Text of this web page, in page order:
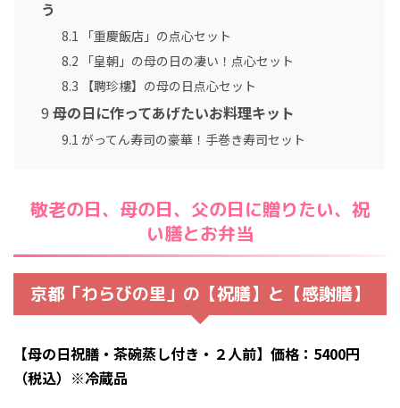
う
8.1 「重慶飯店」の点心セット
8.2 「皇朝」の母の日の凄い！点心セット
8.3 【聘珍樓】の母の日点心セット
9 母の日に作ってあげたいお料理キット
9.1 がってん寿司の豪華！手巻き寿司セット
敬老の日、母の日、父の日に贈りたい、祝
い膳とお弁当
京都「わらびの里」の【祝膳】と【感謝膳】
【母の日祝膳・茶碗蒸し付き・２人前】価格：5400円
（税込）※冷蔵品